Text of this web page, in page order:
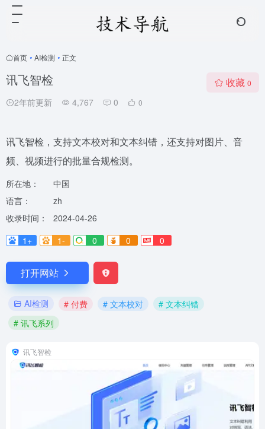
首页 • AI检测 • 正文
讯飞智检
2年前更新 4,767 0 0
收藏 0
讯飞智检，支持文本校对和文本纠错，还支持对图片、音
频、视频进行的批量合规检测。
所在地：
中国
语言：
zh
收录时间：
2024-04-26
1+
1- 0 0 0
打开网站
AI检测 # 付费 # 文本校对
# 文本纠错
# 讯飞系列
讯飞智检